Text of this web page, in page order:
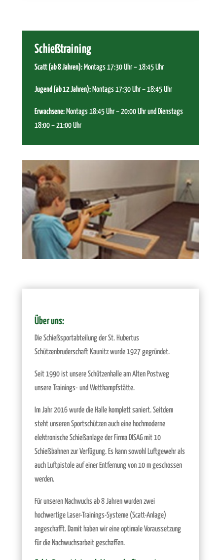
Schießtraining
Scatt (ab 8 Jahren):Montags 17:30 Uhr – 18:45 Uhr
Jugend (ab 12 Jahren):Montags 17:30 Uhr – 18:45 Uhr
Erwachsene:Montags 18:45 Uhr – 20:00 Uhr und Dienstags
18:00 – 21:00 Uhr
Über uns:
Die Schießsportabteilung der St. Hubertus
Schützenbruderschaft Kaunitz wurde 1927 gegründet.
Seit 1990 ist unsere Schützenhalle am Alten Postweg
unsere Trainings- und Wettkampfstätte.
Im Jahr 2016 wurde die Halle komplett saniert. Seitdem
steht unseren Sportschützen auch eine hochmoderne
elektronische Schießanlage der Firma DISAG mit 10
Schießbahnen zur Verfügung. Es kann sowohl Luftgewehr als
auch Luftpistole auf einer Entfernung von 10 m geschossen
werden.
Für unseren Nachwuchs ab 8 Jahren wurden zwei
hochwertige Laser-Trainings-Systeme (Scatt-Anlage)
angeschafft. Damit haben wir eine optimale Voraussetzung
für die Nachwuchsarbeit geschaffen.